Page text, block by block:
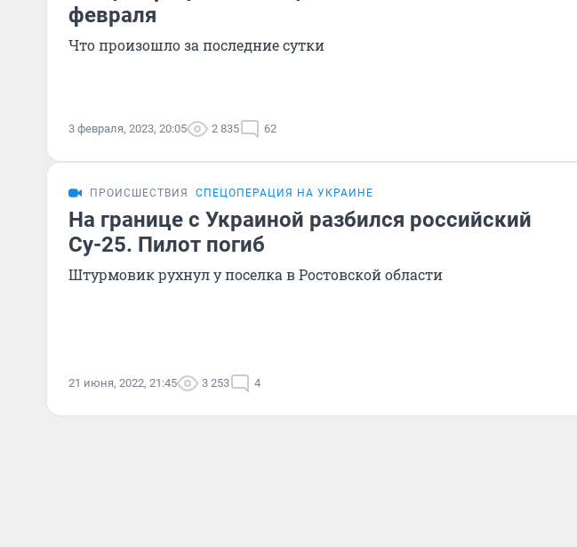
февраля
Что произошло за последние сутки
3 февраля, 2023, 20:05 2 835 62
ПРОИСШЕСТВИЯ СПЕЦОПЕРАЦИЯ НА УКРАИНЕ
На границе с Украиной разбился российский
Су-25. Пилот погиб
Штурмовик рухнул у поселка в Ростовской области
21 июня, 2022, 21:45 3 253 4